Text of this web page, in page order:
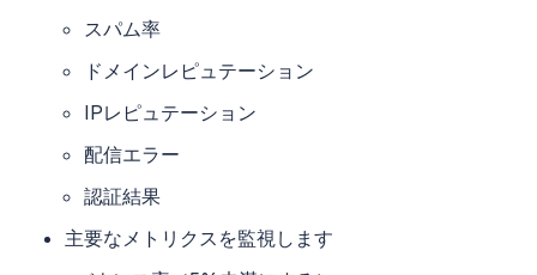
スパム率
ドメインレピュテーション
IPレピュテーション
配信エラー
認証結果
主要なメトリクスを監視します